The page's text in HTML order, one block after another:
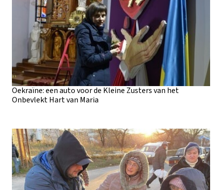
Oekraïne: een auto voor de Kleine Zusters van het
Onbevlekt Hart van Maria